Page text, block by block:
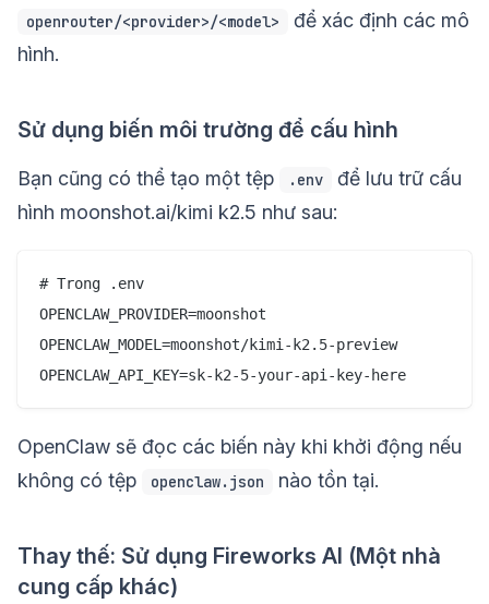
openrouter/<provider>/<model>
để xác định các mô
hình.
Sử dụng biến môi trường để cấu hình
Bạn cũng có thể tạo một tệp .env
để lưu trữ cấu
hình moonshot.ai/kimi k2.5 như sau:
# Trong .env
OPENCLAW_PROVIDER=moonshot
OPENCLAW_MODEL=moonshot/kimi-k2.5-preview
OpenClaw sẽ đọc các biến này khi khởi động nếu
không có tệp
openclaw.json nào tồn tại.
Thay thế: Sử dụng Fireworks AI (Một nhà
cung cấp khác)